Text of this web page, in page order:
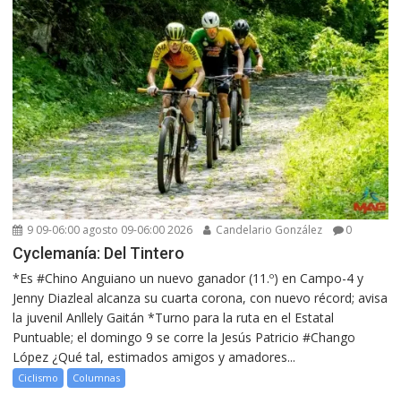
9 09-06:00 agosto 09-06:00 2026 Candelario González 0
Cyclemanía: Del Tintero
*Es #Chino Anguiano un nuevo ganador (11.º) en Campo-4 y
Jenny Diazleal alcanza su cuarta corona, con nuevo récord; avisa
la juvenil Anllely Gaitán *Turno para la ruta en el Estatal
Puntuable; el domingo 9 se corre la Jesús Patricio #Chango
López ¿Qué tal, estimados amigos y amadores...
Ciclismo Columnas